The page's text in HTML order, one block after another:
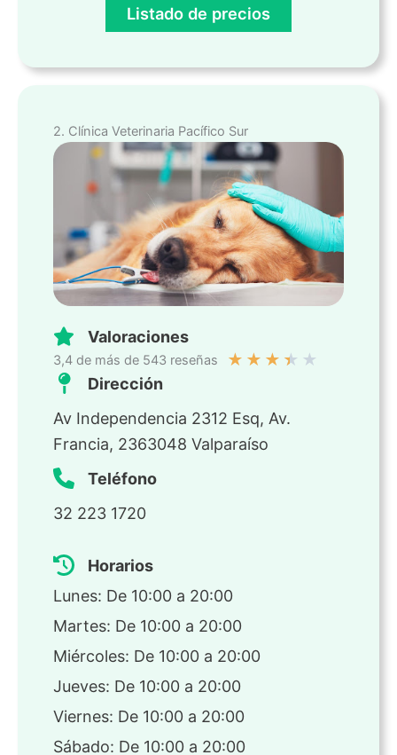
Listado de precios
2. Clínica Veterinaria Pacífico Sur
Valoraciones
3,4 de más de 543 reseñas ★ ★ ★ ★ ★
Dirección
Av Independencia 2312 Esq, Av.
Francia, 2363048 Valparaíso
Teléfono
32 223 1720
Horarios
Lunes: De 10:00 a 20:00
Martes: De 10:00 a 20:00
Miércoles: De 10:00 a 20:00
Jueves: De 10:00 a 20:00
Viernes: De 10:00 a 20:00
Sábado: De 10:00 a 20:00